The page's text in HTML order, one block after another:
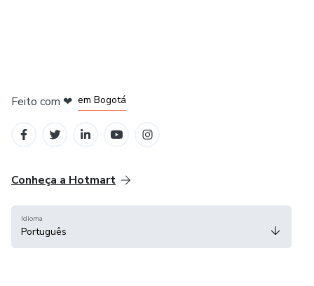
Feito com ❤ em Bogotá
Conheça a Hotmart
Idioma
Português